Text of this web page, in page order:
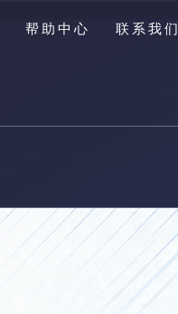
帮助中心
充值问题
联系我们